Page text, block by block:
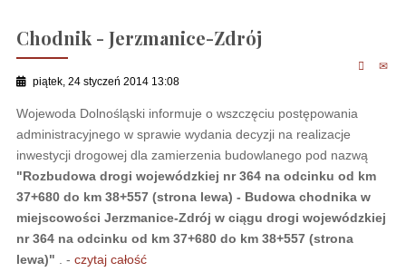
Chodnik - Jerzmanice-Zdrój
piątek, 24 styczeń 2014 13:08
Wojewoda Dolnośląski informuje o wszczęciu postępowania
administracyjnego w sprawie wydania decyzji na realizacje
inwestycji drogowej dla zamierzenia budowlanego pod nazwą
"Rozbudowa drogi wojewódzkiej nr 364 na odcinku od km
37+680 do km 38+557 (strona lewa) - Budowa chodnika w
miejscowości Jerzmanice-Zdrój w ciągu drogi wojewódzkiej
nr 364 na odcinku od km 37+680 do km 38+557 (strona
lewa)" . - czytaj całość